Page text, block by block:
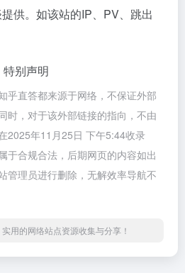
供。如该站的IP、PV、跳出
特别声明
乎直答都来源于网络，不保证外部
时，对于该外部链接的指向，不由
2025年11月25日 下午5:44收录
于合规合法，后期网页的内容如出
管理员进行删除，无解效率导航不
用的网络站点资源收集与分享！